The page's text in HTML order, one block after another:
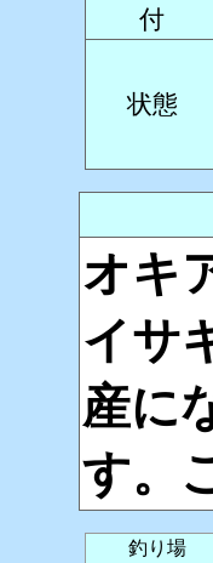
付
状態
オキ
イサ
産に
す。
釣り場